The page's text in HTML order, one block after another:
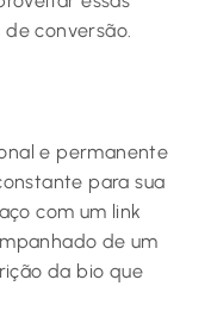
conversão.
e permanente
para sua
com um link
de um
da bio que